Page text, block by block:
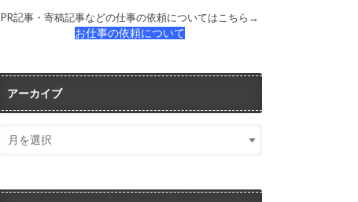
PR記事・寄稿記事などの仕事の依頼についてはこちら→
お仕事の依頼について
アーカイブ